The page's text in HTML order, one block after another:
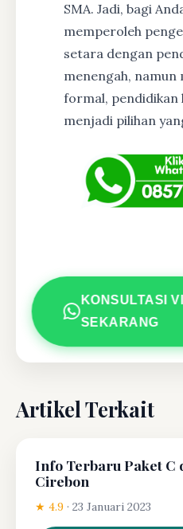
SMA. Jadi, bagi
memperoleh
setara dengan
menengah,
formal, pendidikan
menjadi pilihan
KONSULTASI
SEKARANG
Artikel Terkait
Info Terbaru Paket C
Cirebon
★ 4.9 · 23 Januari 2023